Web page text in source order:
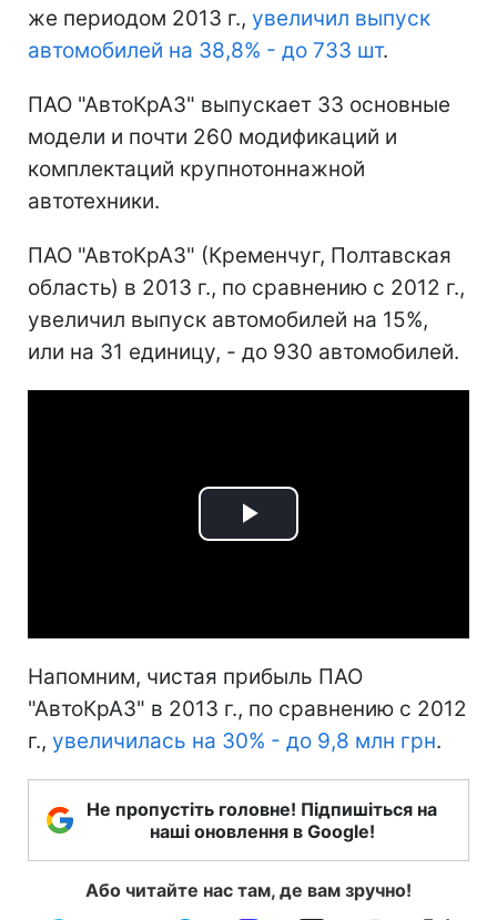
же периодом 2013 г., увеличил выпуск
автомобилей на 38,8% - до 733 шт.
ПАО "АвтоКрАЗ" выпускает 33 основные
модели и почти 260 модификаций и
комплектаций крупнотоннажной
автотехники.
ПАО "АвтоКрАЗ" (Кременчуг, Полтавская
область) в 2013 г., по сравнению с 2012 г.,
увеличил выпуск автомобилей на 15%,
или на 31 единицу, - до 930 автомобилей.
Play
Напомним, чистая прибыль ПАО
"АвтоКрАЗ" в 2013 г., по сравнению с 2012
г., увеличилась на 30% - до 9,8 млн грн.
Не пропустіть головне! Підпишіться на
наші оновлення в Google!
Або читайте нас там, де вам зручно!